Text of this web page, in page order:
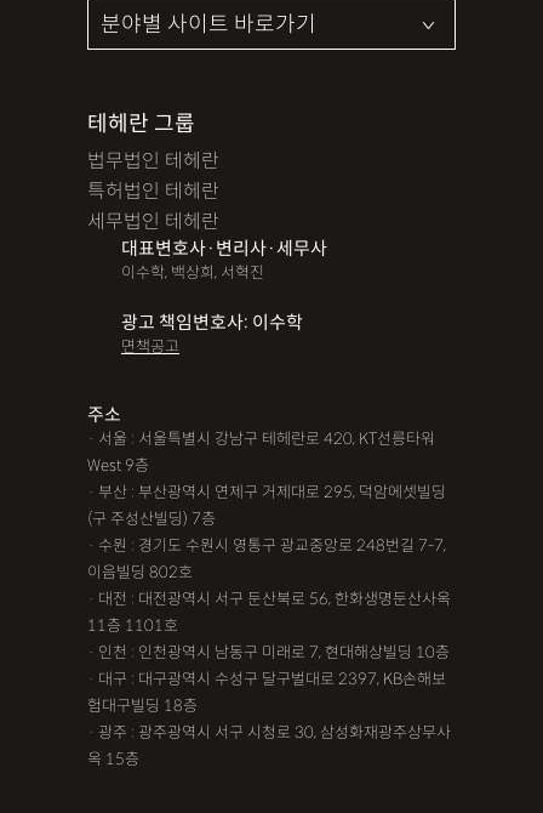
테헤란 그룹
법무법인 테헤란
특허법인 테헤란
세무법인 테헤란
대표변호사·변리사·세무사
이수학, 백상희, 서혁진
광고 책임변호사: 이수학
면책공고
주소
· 서울 : 서울특별시 강남구 테헤란로 420, KT선릉타워
West 9층
· 부산 : 부산광역시 연제구 거제대로 295, 덕암에셋빌딩
(구 주성산빌딩) 7층
· 수원 : 경기도 수원시 영통구 광교중앙로 248번길 7-7,
이음빌딩 802호
· 대전 : 대전광역시 서구 둔산북로 56, 한화생명둔산사옥
11층 1101호
· 인천 : 인천광역시 남동구 미래로 7, 현대해상빌딩 10층
· 대구 : 대구광역시 수성구 달구벌대로 2397, KB손해보
험대구빌딩 18층
· 광주 : 광주광역시 서구 시청로 30, 삼성화재광주상무사
옥 15층